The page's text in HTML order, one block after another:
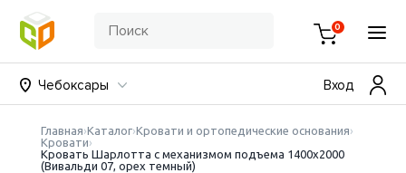
0
Чебоксары Вход
Главная Каталог Кровати и ортопедические основания
Кровати
Кровать Шарлотта с механизмом подъема 1400х2000
(Вивальди 07, орех темный)